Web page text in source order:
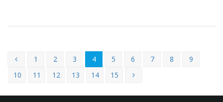
1 2 3 4 5 6 7 8
9
10
11 12 13 14 15